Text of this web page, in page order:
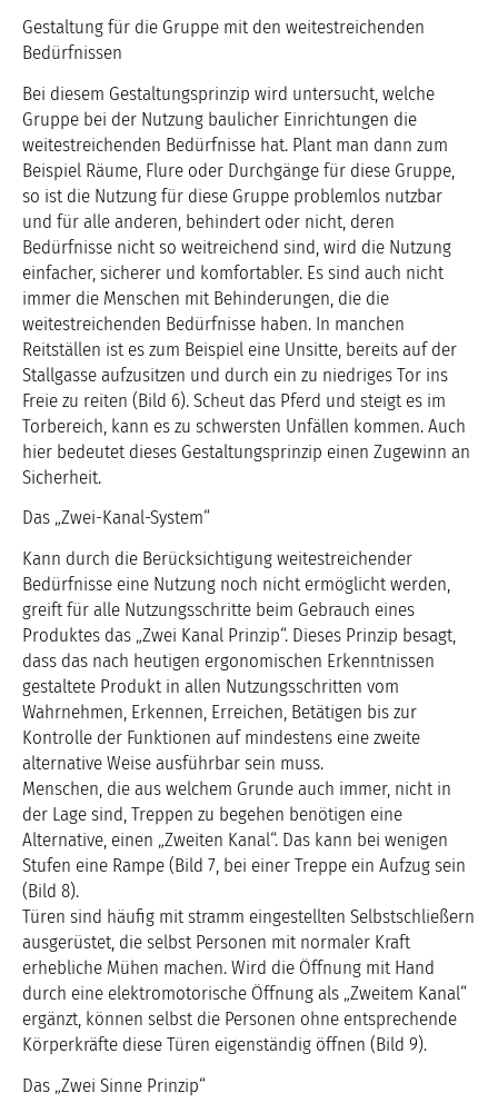
Gestaltung für die Gruppe mit den weitestreichenden
Bedürfnissen
Bei diesem Gestaltungsprinzip wird untersucht, welche
Gruppe bei der Nutzung baulicher Einrichtungen die
weitestreichenden Bedürfnisse hat. Plant man dann zum
Beispiel Räume, Flure oder Durchgänge für diese Gruppe,
so ist die Nutzung für diese Gruppe problemlos nutzbar
und für alle anderen, behindert oder nicht, deren
Bedürfnisse nicht so weitreichend sind, wird die Nutzung
einfacher, sicherer und komfortabler. Es sind auch nicht
immer die Menschen mit Behinderungen, die die
weitestreichenden Bedürfnisse haben. In manchen
Reitställen ist es zum Beispiel eine Unsitte, bereits auf der
Stallgasse aufzusitzen und durch ein zu niedriges Tor ins
Freie zu reiten (Bild 6). Scheut das Pferd und steigt es im
Torbereich, kann es zu schwersten Unfällen kommen. Auch
hier bedeutet dieses Gestaltungsprinzip einen Zugewinn an
Sicherheit.
Das „Zwei-Kanal-System“
Kann durch die Berücksichtigung weitestreichender
Bedürfnisse eine Nutzung noch nicht ermöglicht werden,
greift für alle Nutzungsschritte beim Gebrauch eines
Produktes das „Zwei Kanal Prinzip“. Dieses Prinzip besagt,
dass das nach heutigen ergonomischen Erkenntnissen
gestaltete Produkt in allen Nutzungsschritten vom
Wahrnehmen, Erkennen, Erreichen, Betätigen bis zur
Kontrolle der Funktionen auf mindestens eine zweite
alternative Weise ausführbar sein muss.
Menschen, die aus welchem Grunde auch immer, nicht in
der Lage sind, Treppen zu begehen benötigen eine
Alternative, einen „Zweiten Kanal“. Das kann bei wenigen
Stufen eine Rampe (Bild 7, bei einer Treppe ein Aufzug sein
(Bild 8).
Türen sind häufig mit stramm eingestellten Selbstschließern
ausgerüstet, die selbst Personen mit normaler Kraft
erhebliche Mühen machen. Wird die Öffnung mit Hand
durch eine elektromotorische Öffnung als „Zweitem Kanal“
ergänzt, können selbst die Personen ohne entsprechende
Körperkräfte diese Türen eigenständig öffnen (Bild 9).
Das „Zwei Sinne Prinzip“